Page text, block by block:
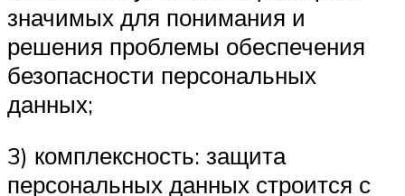
значимых для понимания и
решения проблемы обеспечения
безопасности персональных
данных;
3) комплексность: защита
персональных данных строится с